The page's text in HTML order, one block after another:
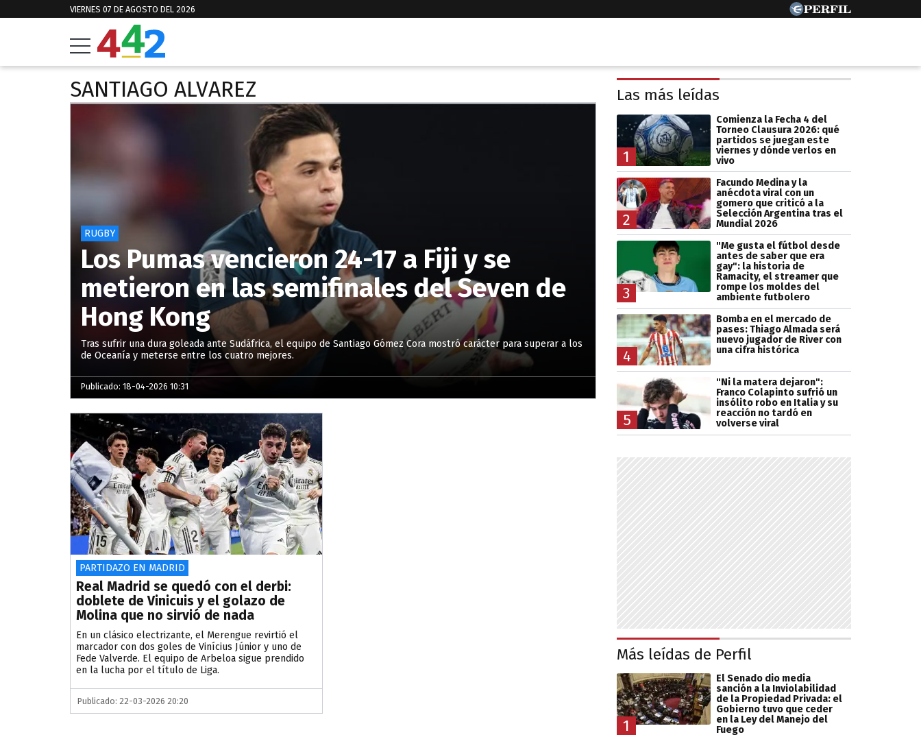
VIERNES 07 DE AGOSTO DEL 2026
SANTIAGO ALVAREZ
RUGBY
Los Pumas vencieron 24-17 a Fiji y se
metieron en las semifinales del Seven de
Hong Kong
Tras sufrir una dura goleada ante Sudáfrica, el equipo de Santiago Gómez Cora mostró carácter para superar a los
de Oceanía y meterse entre los cuatro mejores.
Publicado: 18-04-2026 10:31
PARTIDAZO EN MADRID
Real Madrid se quedó con el derbi:
doblete de Vinicuis y el golazo de
Molina que no sirvió de nada
En un clásico electrizante, el Merengue revirtió el
marcador con dos goles de Vinícius Júnior y uno de
Fede Valverde. El equipo de Arbeloa sigue prendido
en la lucha por el título de Liga.
Publicado: 22-03-2026 20:20
Las más leídas
1
Comienza la Fecha 4 del
Torneo Clausura 2026: qué
partidos se juegan este
viernes y dónde verlos en
vivo
2
Facundo Medina y la
anécdota viral con un
gomero que criticó a la
Selección Argentina tras el
Mundial 2026
3
"Me gusta el fútbol desde
antes de saber que era
gay": la historia de
Ramacity, el streamer que
rompe los moldes del
ambiente futbolero
4
Bomba en el mercado de
pases: Thiago Almada será
nuevo jugador de River con
una cifra histórica
5
"Ni la matera dejaron":
Franco Colapinto sufrió un
insólito robo en Italia y su
reacción no tardó en
volverse viral
Más leídas de Perfil
1
El Senado dio media
sanción a la Inviolabilidad
de la Propiedad Privada: el
Gobierno tuvo que ceder
en la Ley del Manejo del
Fuego